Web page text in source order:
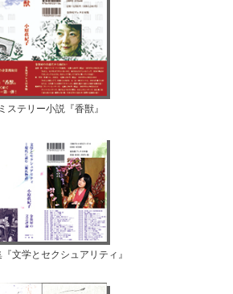
ステリー小説『香獣』
文学とセクシュアリティ』